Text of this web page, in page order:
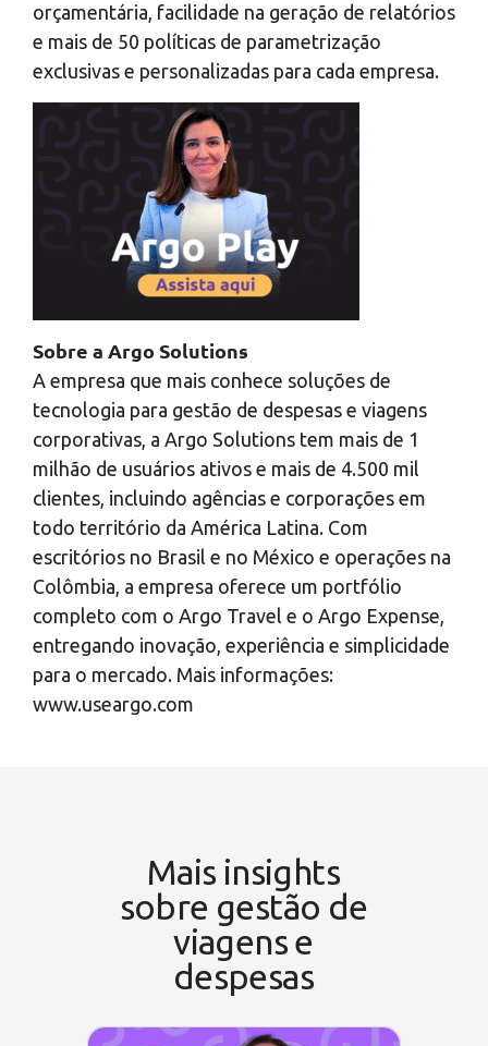
orçamentária, facilidade na geração de relatórios
e mais de 50 políticas de parametrização
exclusivas e personalizadas para cada empresa.
Sobre a Argo Solutions
A empresa que mais conhece soluções de
tecnologia para gestão de despesas e viagens
corporativas, a Argo Solutions tem mais de 1
milhão de usuários ativos e mais de 4.500 mil
clientes, incluindo agências e corporações em
todo território da América Latina. Com
escritórios no Brasil e no México e operações na
Colômbia, a empresa oferece um portfólio
completo com o Argo Travel e o Argo Expense,
entregando inovação, experiência e simplicidade
para o mercado. Mais informações:
www.useargo.com
Mais insights
sobre gestão de
viagens e
despesas